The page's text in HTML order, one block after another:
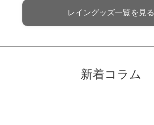
レイングッズ一覧を見る
新着コラム